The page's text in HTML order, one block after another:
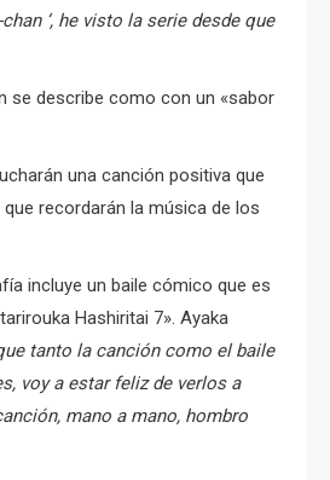
‘, he visto la serie desde que
se describe como con un «sabor
una canción positiva que
recordarán la música de los
incluye un baile cómico que es
Hashiritai 7». Ayaka
tanto la canción como el baile
voy a estar feliz de verlos a
mano a mano, hombro